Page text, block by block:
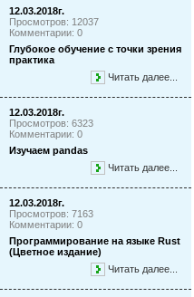
12.03.2018г.
Просмотров: 12037
Комментарии: 0
Глубокое обучение с точки зрения
практика
Читать далее...
12.03.2018г.
Просмотров: 6323
Комментарии: 0
Изучаем pandas
Читать далее...
12.03.2018г.
Просмотров: 7163
Комментарии: 0
Программирование на языке Rust
(Цветное издание)
Читать далее...